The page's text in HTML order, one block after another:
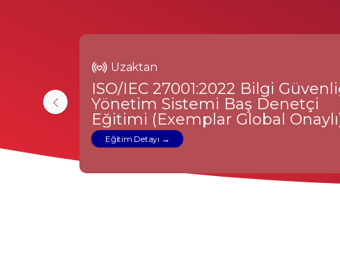
Uzaktan
ISO/IEC 27001:2022 Bilgi
Yönetim Sistemi Baş Denetçi
Eğitimi (Exemplar Global
Eğitim Detayı